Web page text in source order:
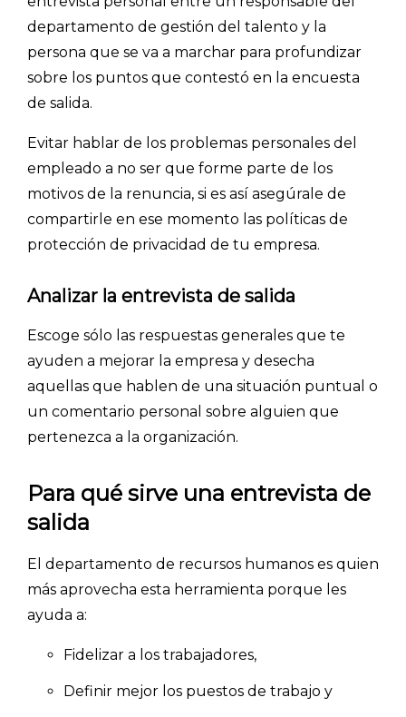
- Artículos destacados
- Consejos para tu encuesta
- Encuesta.com
- Encuestas de NPS
- Encuestas de recursos humanos
- Encuestas de satisfacción de cliente
- Inteligencia artificial
- Investigación de mercados
departamento de gestión del talento y la
persona que se va a marchar para profundizar
sobre los puntos que contestó en la encuesta
de salida.
Evitar hablar de los problemas personales del
empleado a no ser que forme parte de los
motivos de la renuncia, si es así asegúrale de
compartirle en ese momento las políticas de
protección de privacidad de tu empresa.
Analizar la entrevista de salida
Escoge sólo las respuestas generales que te
ayuden a mejorar la empresa y desecha
aquellas que hablen de una situación puntual o
un comentario personal sobre alguien que
pertenezca a la organización.
Para qué sirve una entrevista de
salida
El departamento de recursos humanos es quien
más aprovecha esta herramienta porque les
ayuda a:
Fidelizar a los trabajadores,
Definir mejor los puestos de trabajo y